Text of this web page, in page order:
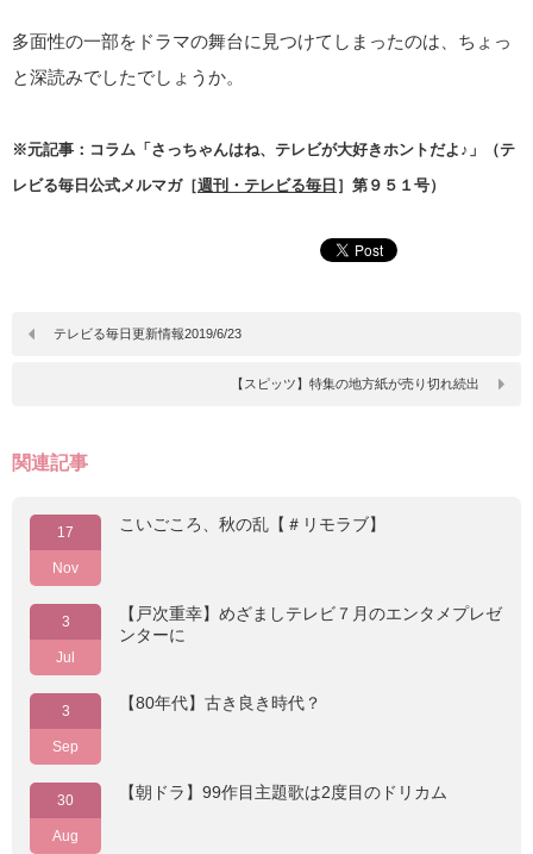
多面性の一部をドラマの舞台に見つけてしまったのは、ちょっ
と深読みでしたでしょうか。
※元記事：コラム「さっちゃんはね、テレビが大好きホントだよ♪」（テ
レビる毎日公式メルマガ［週刊・テレビる毎日 ］第９５１号）
テレビる毎日更新情報2019/6/23
【スピッツ】特集の地方紙が売り切れ続出
関連記事
17
Nov
こいごころ、秋の乱【＃リモラブ】
3
Jul
【戸次重幸】めざましテレビ７月のエンタメプレゼ
ンターに
3
Sep
【80年代】古き良き時代？
30
Aug
【朝ドラ】99作目主題歌は2度目のドリカム